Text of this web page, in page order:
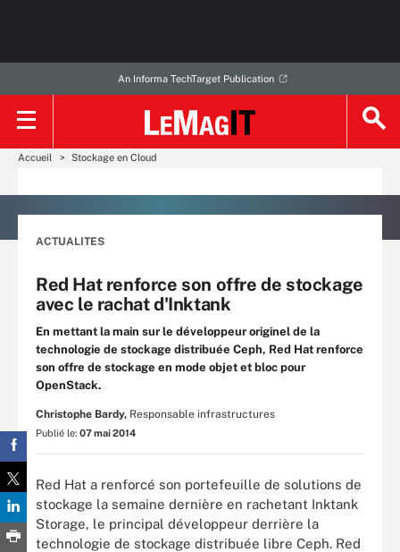
An Informa TechTarget Publication
Accueil Stockage en Cloud
ACTUALITES
Red Hat renforce son offre de stockage
avec le rachat d'Inktank
En mettant la main sur le développeur originel de la
technologie de stockage distribuée Ceph, Red Hat renforce
son offre de stockage en mode objet et bloc pour
OpenStack.
Christophe Bardy, Responsable infrastructures
Publié le: 07 mai 2014
Red Hat a renforcé son portefeuille de solutions de
stockage la semaine dernière en rachetant Inktank
Storage, le principal développeur derrière la
technologie de stockage distribuée libre Ceph. Red